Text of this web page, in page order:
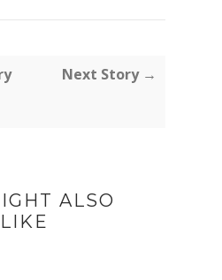
Next Story →
ALSO
LIKE